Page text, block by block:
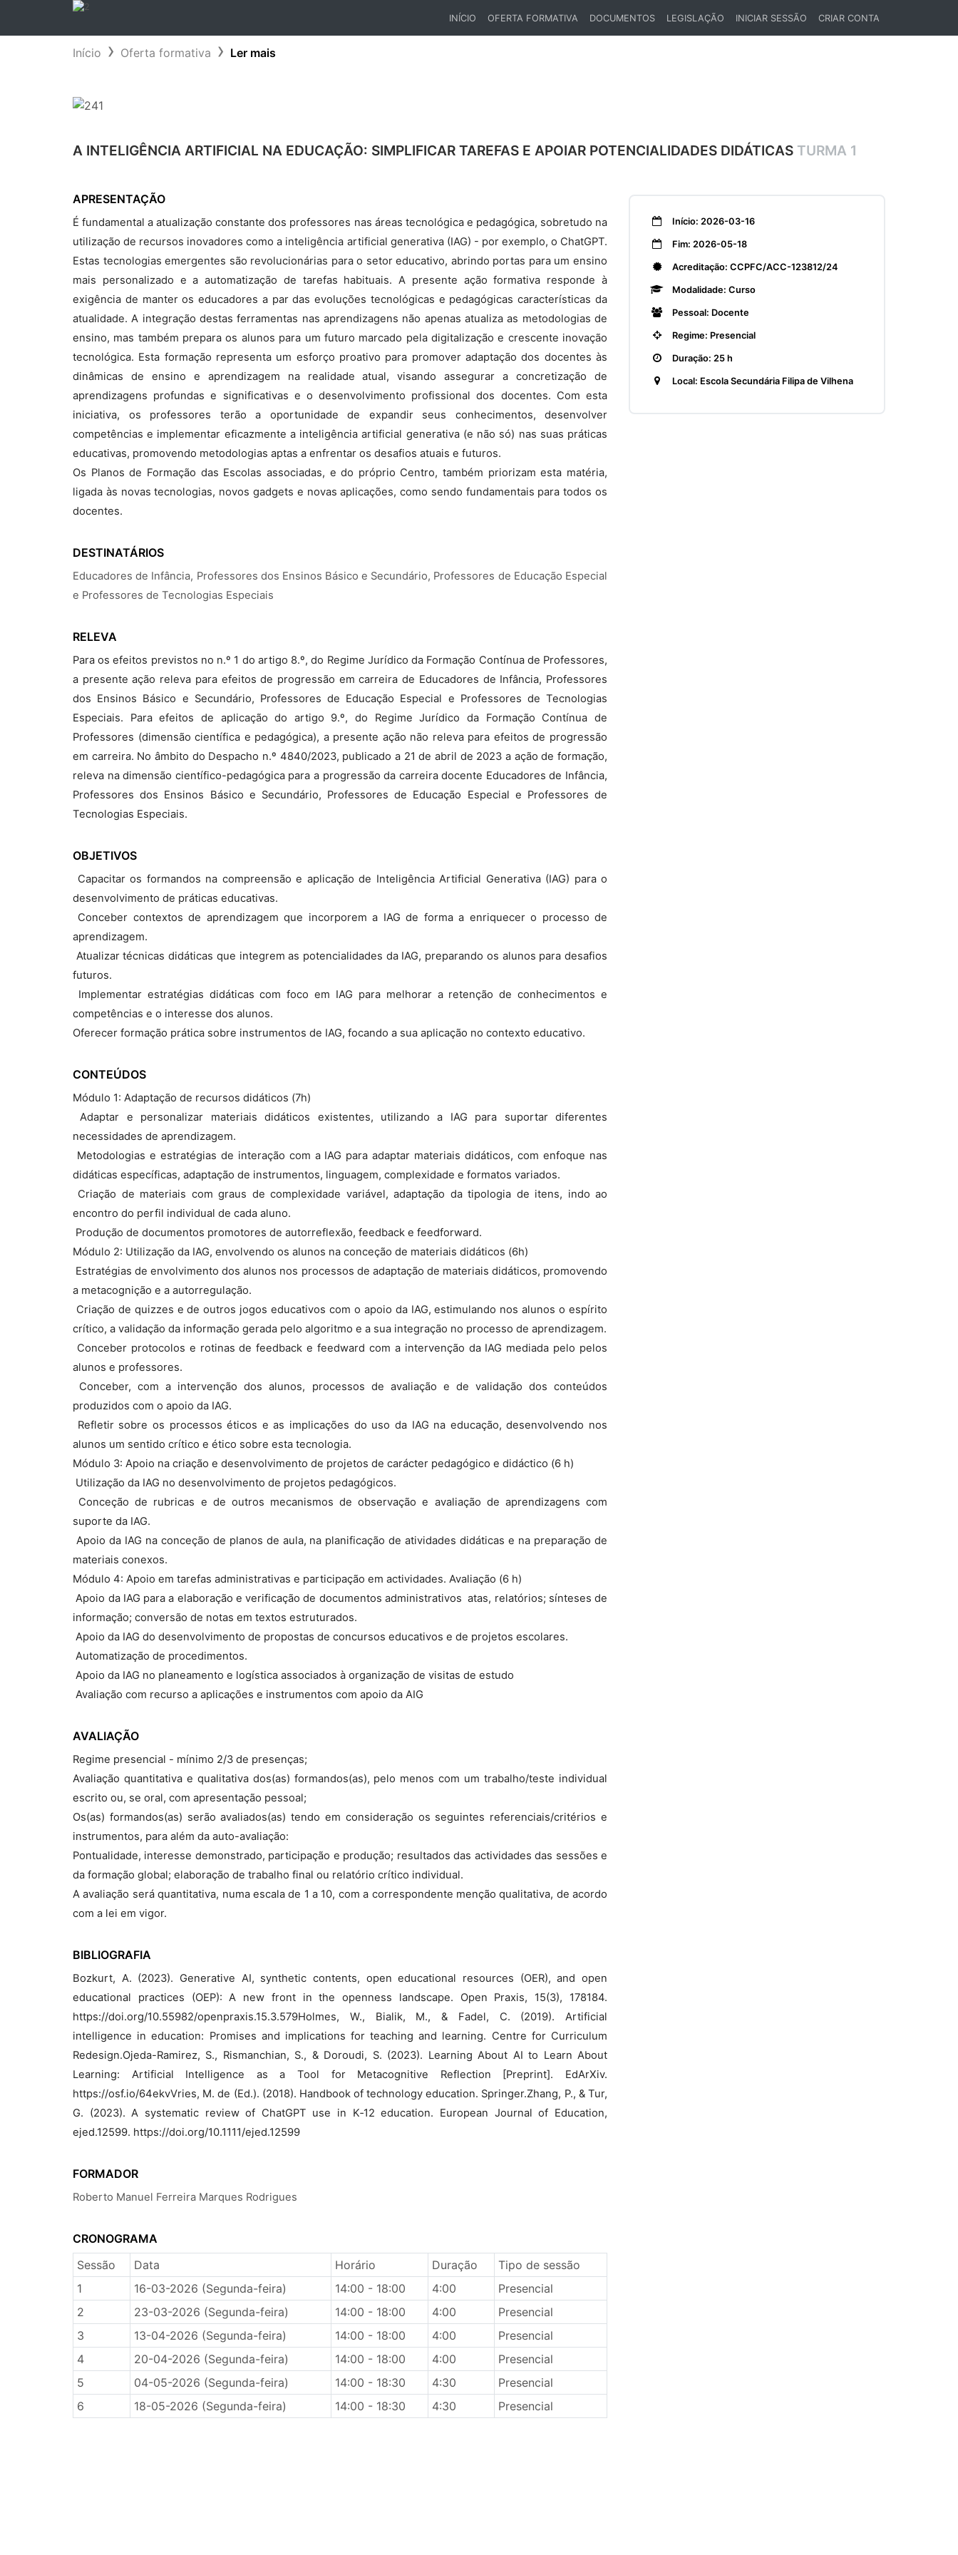
INÍCIO
OFERTA FORMATIVA DOCUMENTOS LEGISLAÇÃO INICIAR SESSÃO CRIAR CONTA
Início Oferta formativa Ler mais
A INTELIGÊNCIA ARTIFICIAL NA EDUCAÇÃO: SIMPLIFICAR TAREFAS E APOIAR POTENCIALIDADES DIDÁTICAS TURMA 1
APRESENTAÇÃO
É fundamental a atualização constante dos professores nas áreas tecnológica e pedagógica, sobretudo na
utilização de recursos inovadores como a inteligência artificial generativa (IAG) - por exemplo, o ChatGPT.
Estas tecnologias emergentes são revolucionárias para o setor educativo, abrindo portas para um ensino
mais personalizado e a automatização de tarefas habituais. A presente ação formativa responde à
exigência de manter os educadores a par das evoluções tecnológicas e pedagógicas características da
atualidade. A integração destas ferramentas nas aprendizagens não apenas atualiza as metodologias de
ensino, mas também prepara os alunos para um futuro marcado pela digitalização e crescente inovação
tecnológica. Esta formação representa um esforço proativo para promover adaptação dos docentes às
dinâmicas de ensino e aprendizagem na realidade atual, visando assegurar a concretização de
aprendizagens profundas e significativas e o desenvolvimento profissional dos docentes. Com esta
iniciativa, os professores terão a oportunidade de expandir seus conhecimentos, desenvolver
competências e implementar eficazmente a inteligência artificial generativa (e não só) nas suas práticas
educativas, promovendo metodologias aptas a enfrentar os desafios atuais e futuros.
Os Planos de Formação das Escolas associadas, e do próprio Centro, também priorizam esta matéria,
ligada às novas tecnologias, novos gadgets e novas aplicações, como sendo fundamentais para todos os
docentes.
DESTINATÁRIOS
Educadores de Infância, Professores dos Ensinos Básico e Secundário, Professores de Educação Especial
e Professores de Tecnologias Especiais
RELEVA
Para os efeitos previstos no n.º 1 do artigo 8.º, do Regime Jurídico da Formação Contínua de Professores,
a presente ação releva para efeitos de progressão em carreira de Educadores de Infância, Professores
dos Ensinos Básico e Secundário, Professores de Educação Especial e Professores de Tecnologias
Especiais. Para efeitos de aplicação do artigo 9.º, do Regime Jurídico da Formação Contínua de
Professores (dimensão científica e pedagógica), a presente ação não releva para efeitos de progressão
em carreira. No âmbito do Despacho n.º 4840/2023, publicado a 21 de abril de 2023 a ação de formação,
releva na dimensão científico-pedagógica para a progressão da carreira docente Educadores de Infância,
Professores dos Ensinos Básico e Secundário, Professores de Educação Especial e Professores de
Tecnologias Especiais.
OBJETIVOS
 Capacitar os formandos na compreensão e aplicação de Inteligência Artificial Generativa (IAG) para o
desenvolvimento de práticas educativas.
 Conceber contextos de aprendizagem que incorporem a IAG de forma a enriquecer o processo de
aprendizagem.
 Atualizar técnicas didáticas que integrem as potencialidades da IAG, preparando os alunos para desafios
futuros.
 Implementar estratégias didáticas com foco em IAG para melhorar a retenção de conhecimentos e
competências e o interesse dos alunos.
Oferecer formação prática sobre instrumentos de IAG, focando a sua aplicação no contexto educativo.
CONTEÚDOS
Módulo 1: Adaptação de recursos didáticos (7h)
 Adaptar e personalizar materiais didáticos existentes, utilizando a IAG para suportar diferentes
necessidades de aprendizagem.
 Metodologias e estratégias de interação com a IAG para adaptar materiais didáticos, com enfoque nas
didáticas específicas, adaptação de instrumentos, linguagem, complexidade e formatos variados.
 Criação de materiais com graus de complexidade variável, adaptação da tipologia de itens, indo ao
encontro do perfil individual de cada aluno.
 Produção de documentos promotores de autorreflexão, feedback e feedforward.
Módulo 2: Utilização da IAG, envolvendo os alunos na conceção de materiais didáticos (6h)
 Estratégias de envolvimento dos alunos nos processos de adaptação de materiais didáticos, promovendo
a metacognição e a autorregulação.
 Criação de quizzes e de outros jogos educativos com o apoio da IAG, estimulando nos alunos o espírito
crítico, a validação da informação gerada pelo algoritmo e a sua integração no processo de aprendizagem.
 Conceber protocolos e rotinas de feedback e feedward com a intervenção da IAG mediada pelo pelos
alunos e professores.
 Conceber, com a intervenção dos alunos, processos de avaliação e de validação dos conteúdos
produzidos com o apoio da IAG.
 Refletir sobre os processos éticos e as implicações do uso da IAG na educação, desenvolvendo nos
alunos um sentido crítico e ético sobre esta tecnologia.
Módulo 3: Apoio na criação e desenvolvimento de projetos de carácter pedagógico e didáctico (6 h)
 Utilização da IAG no desenvolvimento de projetos pedagógicos.
 Conceção de rubricas e de outros mecanismos de observação e avaliação de aprendizagens com
suporte da IAG.
 Apoio da IAG na conceção de planos de aula, na planificação de atividades didáticas e na preparação de
materiais conexos.
Módulo 4: Apoio em tarefas administrativas e participação em actividades. Avaliação (6 h)
 Apoio da IAG para a elaboração e verificação de documentos administrativos  atas, relatórios; sínteses de
informação; conversão de notas em textos estruturados.
 Apoio da IAG do desenvolvimento de propostas de concursos educativos e de projetos escolares.
 Automatização de procedimentos.
 Apoio da IAG no planeamento e logística associados à organização de visitas de estudo
 Avaliação com recurso a aplicações e instrumentos com apoio da AIG
AVALIAÇÃO
Regime presencial - mínimo 2/3 de presenças;
Avaliação quantitativa e qualitativa dos(as) formandos(as), pelo menos com um trabalho/teste individual
escrito ou, se oral, com apresentação pessoal;
Os(as) formandos(as) serão avaliados(as) tendo em consideração os seguintes referenciais/critérios e
instrumentos, para além da auto-avaliação:
Pontualidade, interesse demonstrado, participação e produção; resultados das actividades das sessões e
da formação global; elaboração de trabalho final ou relatório crítico individual.
A avaliação será quantitativa, numa escala de 1 a 10, com a correspondente menção qualitativa, de acordo
com a lei em vigor.
BIBLIOGRAFIA
Bozkurt, A. (2023). Generative AI, synthetic contents, open educational resources (OER), and open
educational practices (OEP): A new front in the openness landscape. Open Praxis, 15(3), 178184.
https://doi.org/10.55982/openpraxis.15.3.579Holmes, W., Bialik, M., & Fadel, C. (2019). Artificial
intelligence in education: Promises and implications for teaching and learning. Centre for Curriculum
Redesign.Ojeda-Ramirez, S., Rismanchian, S., & Doroudi, S. (2023). Learning About AI to Learn About
Learning: Artificial Intelligence as a Tool for Metacognitive Reflection [Preprint]. EdArXiv.
https://osf.io/64ekvVries, M. de (Ed.). (2018). Handbook of technology education. Springer.Zhang, P., & Tur,
G. (2023). A systematic review of ChatGPT use in K‐12 education. European Journal of Education,
ejed.12599. https://doi.org/10.1111/ejed.12599
FORMADOR
Roberto Manuel Ferreira Marques Rodrigues
CRONOGRAMA
Sessão
Data Horário Duração
Tipo de sessão
1
16-03-2026 (Segunda-feira) 14:00 - 18:00 4:00
Presencial
2
23-03-2026 (Segunda-feira) 14:00 - 18:00 4:00
Presencial
3
13-04-2026 (Segunda-feira) 14:00 - 18:00 4:00
Presencial
4
20-04-2026 (Segunda-feira) 14:00 - 18:00 4:00
Presencial
5
04-05-2026 (Segunda-feira) 14:00 - 18:30 4:30
Presencial
6
18-05-2026 (Segunda-feira) 14:00 - 18:30 4:30 Presencial
Início: 2026-03-16
Fim: 2026-05-18
Acreditação: CCPFC/ACC-123812/24
Modalidade: Curso
Pessoal: Docente
Regime: Presencial
Duração: 25 h
Local: Escola Secundária Filipa de Vilhena